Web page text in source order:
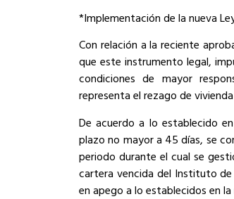
*Implementación de la nueva
Con relación a la reciente
que este instrumento legal,
condiciones de mayor
representa el rezago de
De acuerdo a lo establecido
plazo no mayor a 45 días, se
periodo durante el cual se
cartera vencida del Instituto
en apego a lo establecidos en